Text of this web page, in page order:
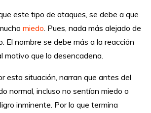
este tipo de ataques, se debe a que
miedo. Pues, nada más alejado de
El nombre se debe más a la reacción
motivo que lo desencadena.
esta situación, narran que antes del
normal, incluso no sentían miedo o
inminente. Por lo que termina